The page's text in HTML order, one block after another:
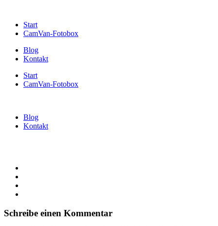
Start
CamVan-Fotobox
Blog
Kontakt
Start
CamVan-Fotobox
Blog
Kontakt
Schreibe einen Kommentar